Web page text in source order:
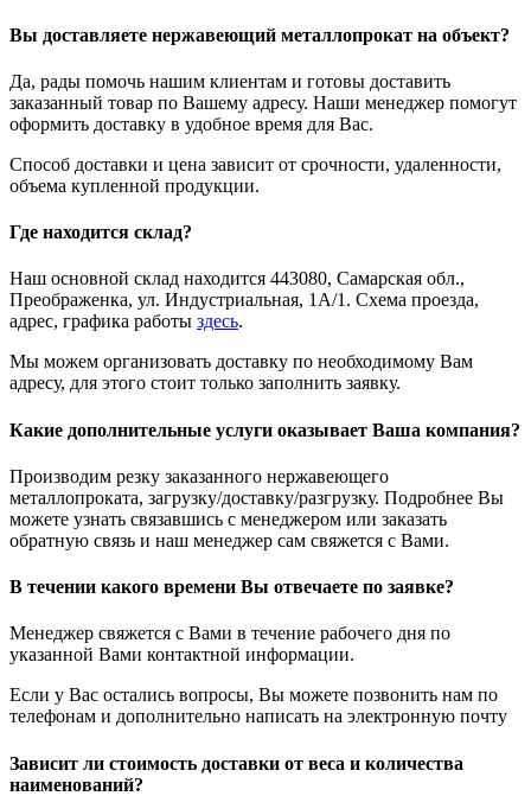
Вы доставляете нержавеющий металлопрокат на объект?
Да, рады помочь нашим клиентам и готовы доставить
заказанный товар по Вашему адресу. Наши менеджер помогут
оформить доставку в удобное время для Вас.
Способ доставки и цена зависит от срочности, удаленности,
объема купленной продукции.
Где находится склад?
Наш основной склад находится 443080, Самарская обл.,
Преображенка, ул. Индустриальная, 1А/1. Схема проезда,
адрес, графика работы здесь.
Мы можем организовать доставку по необходимому Вам
адресу, для этого стоит только заполнить заявку.
Какие дополнительные услуги оказывает Ваша компания?
Производим резку заказанного нержавеющего
металлопроката, загрузку/доставку/разгрузку. Подробнее Вы
можете узнать связавшись с менеджером или заказать
обратную связь и наш менеджер сам свяжется с Вами.
В течении какого времени Вы отвечаете по заявке?
Менеджер свяжется с Вами в течение рабочего дня по
указанной Вами контактной информации.
Если у Вас остались вопросы, Вы можете позвонить нам по
телефонам и дополнительно написать на электронную почту
Зависит ли стоимость доставки от веса и количества
наименований?